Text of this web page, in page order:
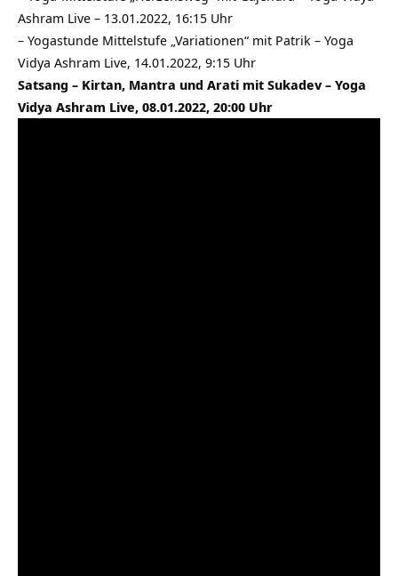
Ashram Live – 13.01.2022, 16:15 Uhr
– Yogastunde Mittelstufe „Variationen“ mit Patrik – Yoga
Vidya Ashram Live, 14.01.2022, 9:15 Uhr
Satsang – Kirtan, Mantra und Arati mit Sukadev – Yoga
Vidya Ashram Live, 08.01.2022, 20:00 Uhr